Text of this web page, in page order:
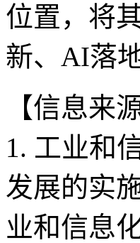
位置，将
新、AI落
【信息来源
1. 工业和
发展的实
业和信息